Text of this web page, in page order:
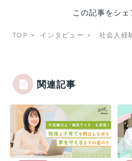
この記事をシェ
TOP インタビュー 社会人経
関連記事